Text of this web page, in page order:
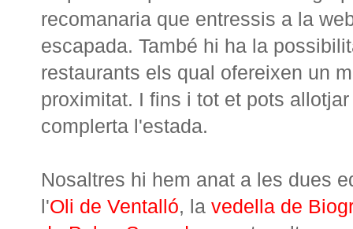
recomanaria que entressis a la
escapada. També hi ha la
restaurants els qual ofereixen un
proximitat. I fins i tot et pots
complerta l'estada.
Nosaltres hi hem anat a les dues
l'Oli de Ventalló, la vedella de